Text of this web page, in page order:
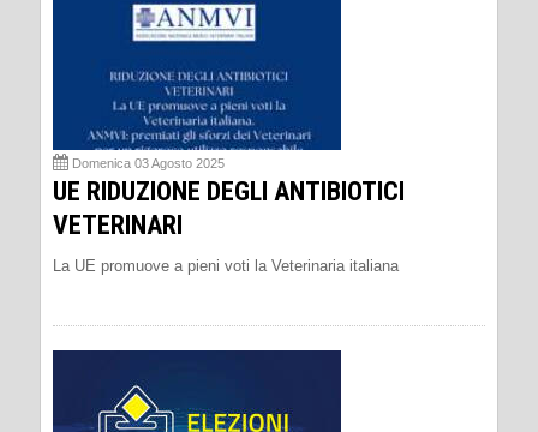
Domenica 03 Agosto 2025
UE RIDUZIONE DEGLI ANTIBIOTICI
VETERINARI
La UE promuove a pieni voti la Veterinaria italiana